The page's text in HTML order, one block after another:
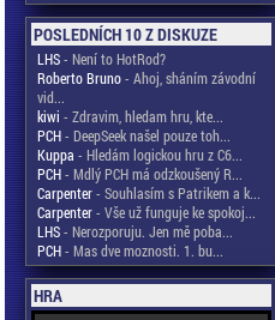
POSLEDNÍCH 10 Z DISKUZE
LHS- Není to HotRod?
Roberto Bruno- Ahoj, sháním závodní
vid...
kiwi - Zdravim, hledam hru, kte...
PCH- DeepSeek našel pouze toh...
Kuppa - Hledám logickou hru z C6...
PCH- Mdlý PCH má odzkoušený R...
Carpenter- Souhlasím s Patrikem a k...
Carpenter- Vše už funguje ke spokoj...
LHS- Nerozporuju. Jen mě poba...
PCH- Mas dve moznosti. 1. bu...
HRA